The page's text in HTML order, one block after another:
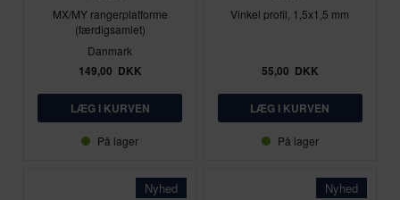
MX/MY rangerplatforme
(færdigsamlet)
Danmark
149,00 DKK
På lager
Vinkel profil, 1,5x1,5 mm
55,00 DKK
På lager
Nyhed Nyhed